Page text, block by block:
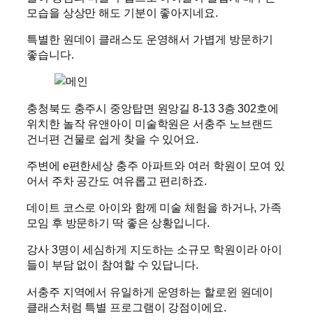
모습을 상상만 해도 기분이 좋아지네요.
특별한 원데이 클래스도 운영해서 가볍게 방문하기
좋습니다.
충청북도 충주시 중앙탑면 원앙길 8-13 3층 302호에
위치한 놀작 유앤아이 미술학원은 서충주 노브랜드
건너편 건물로 쉽게 찾을 수 있어요.
주변에 e편한세상 충주 아파트와 여러 학원이 모여 있
어서 주차 공간도 여유롭고 편리하죠.
데이트 코스로 아이와 함께 미술 체험을 하거나, 가족
모임 후 방문하기 딱 좋은 상황입니다.
강사 3명이 세심하게 지도하는 소규모 학원이라 아이
들이 부담 없이 참여할 수 있답니다.
서충주 지역에서 유일하게 운영하는 할로윈 원데이
클래스처럼 특별 프로그램이 강점이에요.